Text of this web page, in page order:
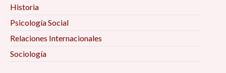
Historia
Psicología Social
Relaciones Internacionales
Sociología